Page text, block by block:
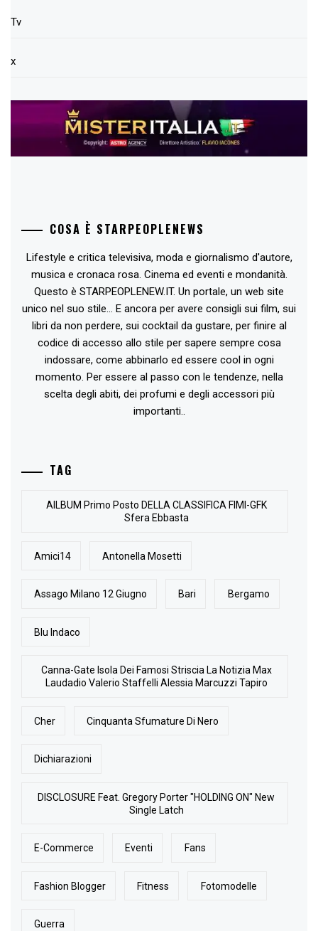
Tv
x
COSA È STARPEOPLENEWS
Lifestyle e critica televisiva, moda e giornalismo d'autore,
musica e cronaca rosa. Cinema ed eventi e mondanità.
Questo è STARPEOPLENEW.IT. Un portale, un web site
unico nel suo stile... E ancora per avere consigli sui film, sui
libri da non perdere, sui cocktail da gustare, per finire al
codice di accesso allo stile per sapere sempre cosa
indossare, come abbinarlo ed essere cool in ogni
momento. Per essere al passo con le tendenze, nella
scelta degli abiti, dei profumi e degli accessori più
importanti..
TAG
AlLBUM Primo Posto DELLA CLASSIFICA FIMI-GFK
Sfera Ebbasta
Amici14 Antonella Mosetti
Assago Milano 12 Giugno Bari Bergamo
Blu Indaco
Canna-Gate Isola Dei Famosi Striscia La Notizia Max
Laudadio Valerio Staffelli Alessia Marcuzzi Tapiro
Cher Cinquanta Sfumature Di Nero
Dichiarazioni
DISCLOSURE Feat. Gregory Porter "HOLDING ON" New
Single Latch
E-Commerce Eventi Fans
Fashion Blogger Fitness Fotomodelle
Guerra